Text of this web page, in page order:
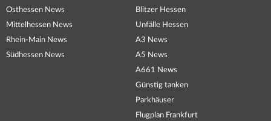
Osthessen News
Mittelhessen News
Rhein-Main News
Südhessen News
Blitzer Hessen
Unfälle Hessen
A3 News
A5 News
A661 News
Günstig tanken
Parkhäuser
Flugplan Frankfurt